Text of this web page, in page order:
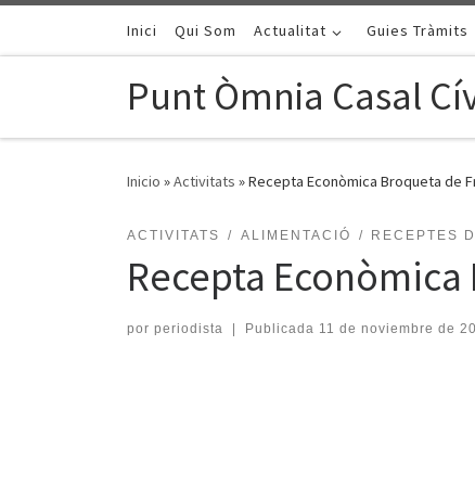
Saltar al contenido
Inici Qui Som Actualitat Guies Tràmits
Punt Òmnia Casal
Inicio »Activitats »Recepta Econòmica Broqueta de
ACTIVITATS ALIMENTACIÓ RECEPTES
Recepta
por periodista Publicada 11 de noviembre de